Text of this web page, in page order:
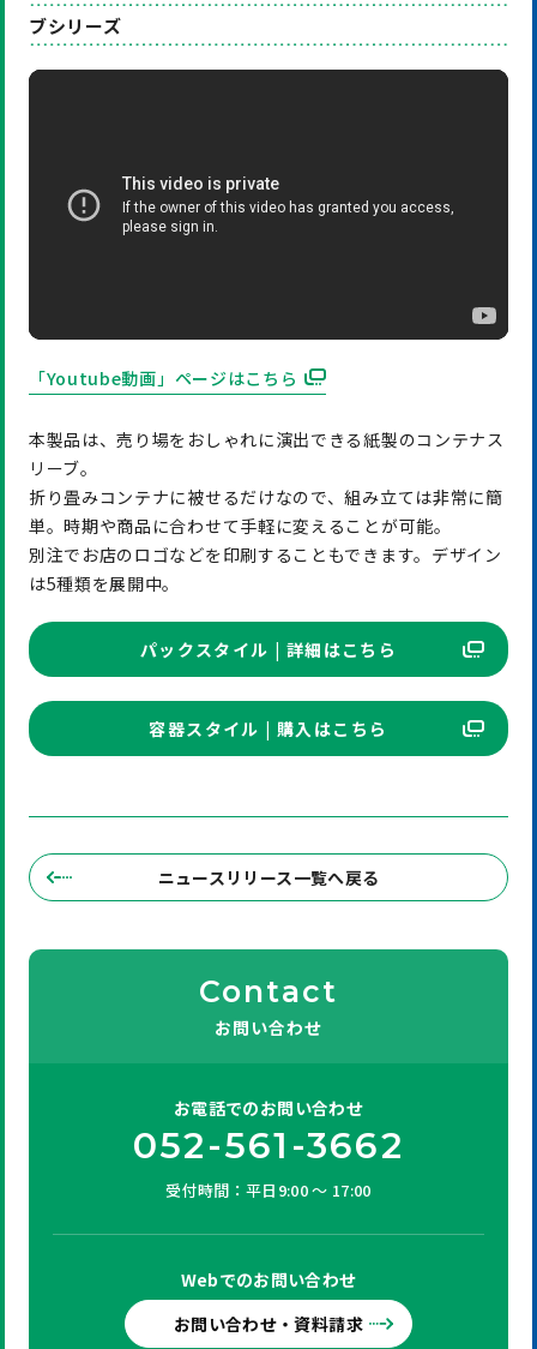
ブシリーズ
「Youtube動画」ページはこちら
本製品は、売り場をおしゃれに演出できる紙製のコンテナス
リーブ。
折り畳みコンテナに被せるだけなので、組み立ては非常に簡
単。時期や商品に合わせて手軽に変えることが可能。
別注でお店のロゴなどを印刷することもできます。デザイン
は5種類を展開中。
パックスタイル | 詳細はこちら
容器スタイル | 購入はこちら
ニュースリリース一覧へ戻る
Contact
お問い合わせ
お電話でのお問い合わせ
052-561-3662
受付時間：平日9:00 ～ 17:00
Webでのお問い合わせ
お問い合わせ・資料請求